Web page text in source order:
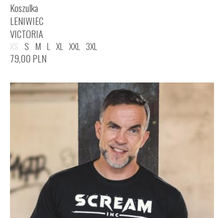
Koszulka
LENIWIEC
VICTORIA
XS S M L XL XXL 3XL
79,00 PLN